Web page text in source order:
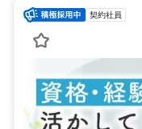
契約社員